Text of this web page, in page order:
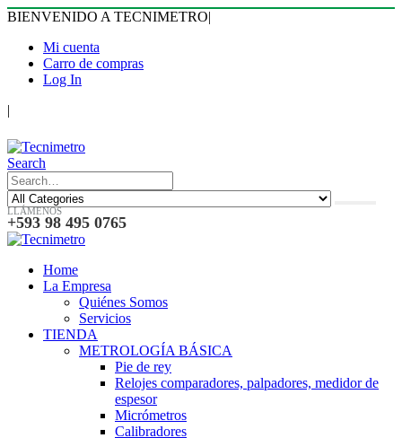
BIENVENIDO A TECNIMETRO|
Mi cuenta
Carro de compras
Log In
|
Search
LLÁMENOS
+593 98 495 0765
Home
La Empresa
Quiénes Somos
Servicios
TIENDA
METROLOGÍA BÁSICA
Pie de rey
Relojes comparadores, palpadores, medidor de
espesor
Micrómetros
Calibradores